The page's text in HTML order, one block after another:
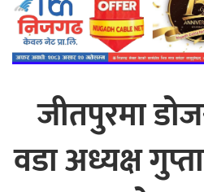
जीतपुरमा
वडा अध्यक्ष